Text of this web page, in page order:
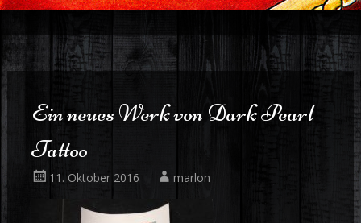
Ein neues Werk von Dark Pearl
Tattoo
11. Oktober 2016 marlon